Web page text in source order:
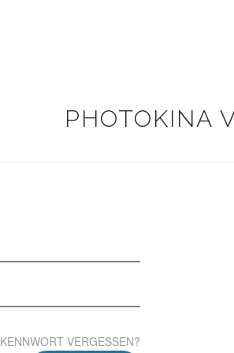
PHOTOKINA
KENNWORT VERGESSEN?